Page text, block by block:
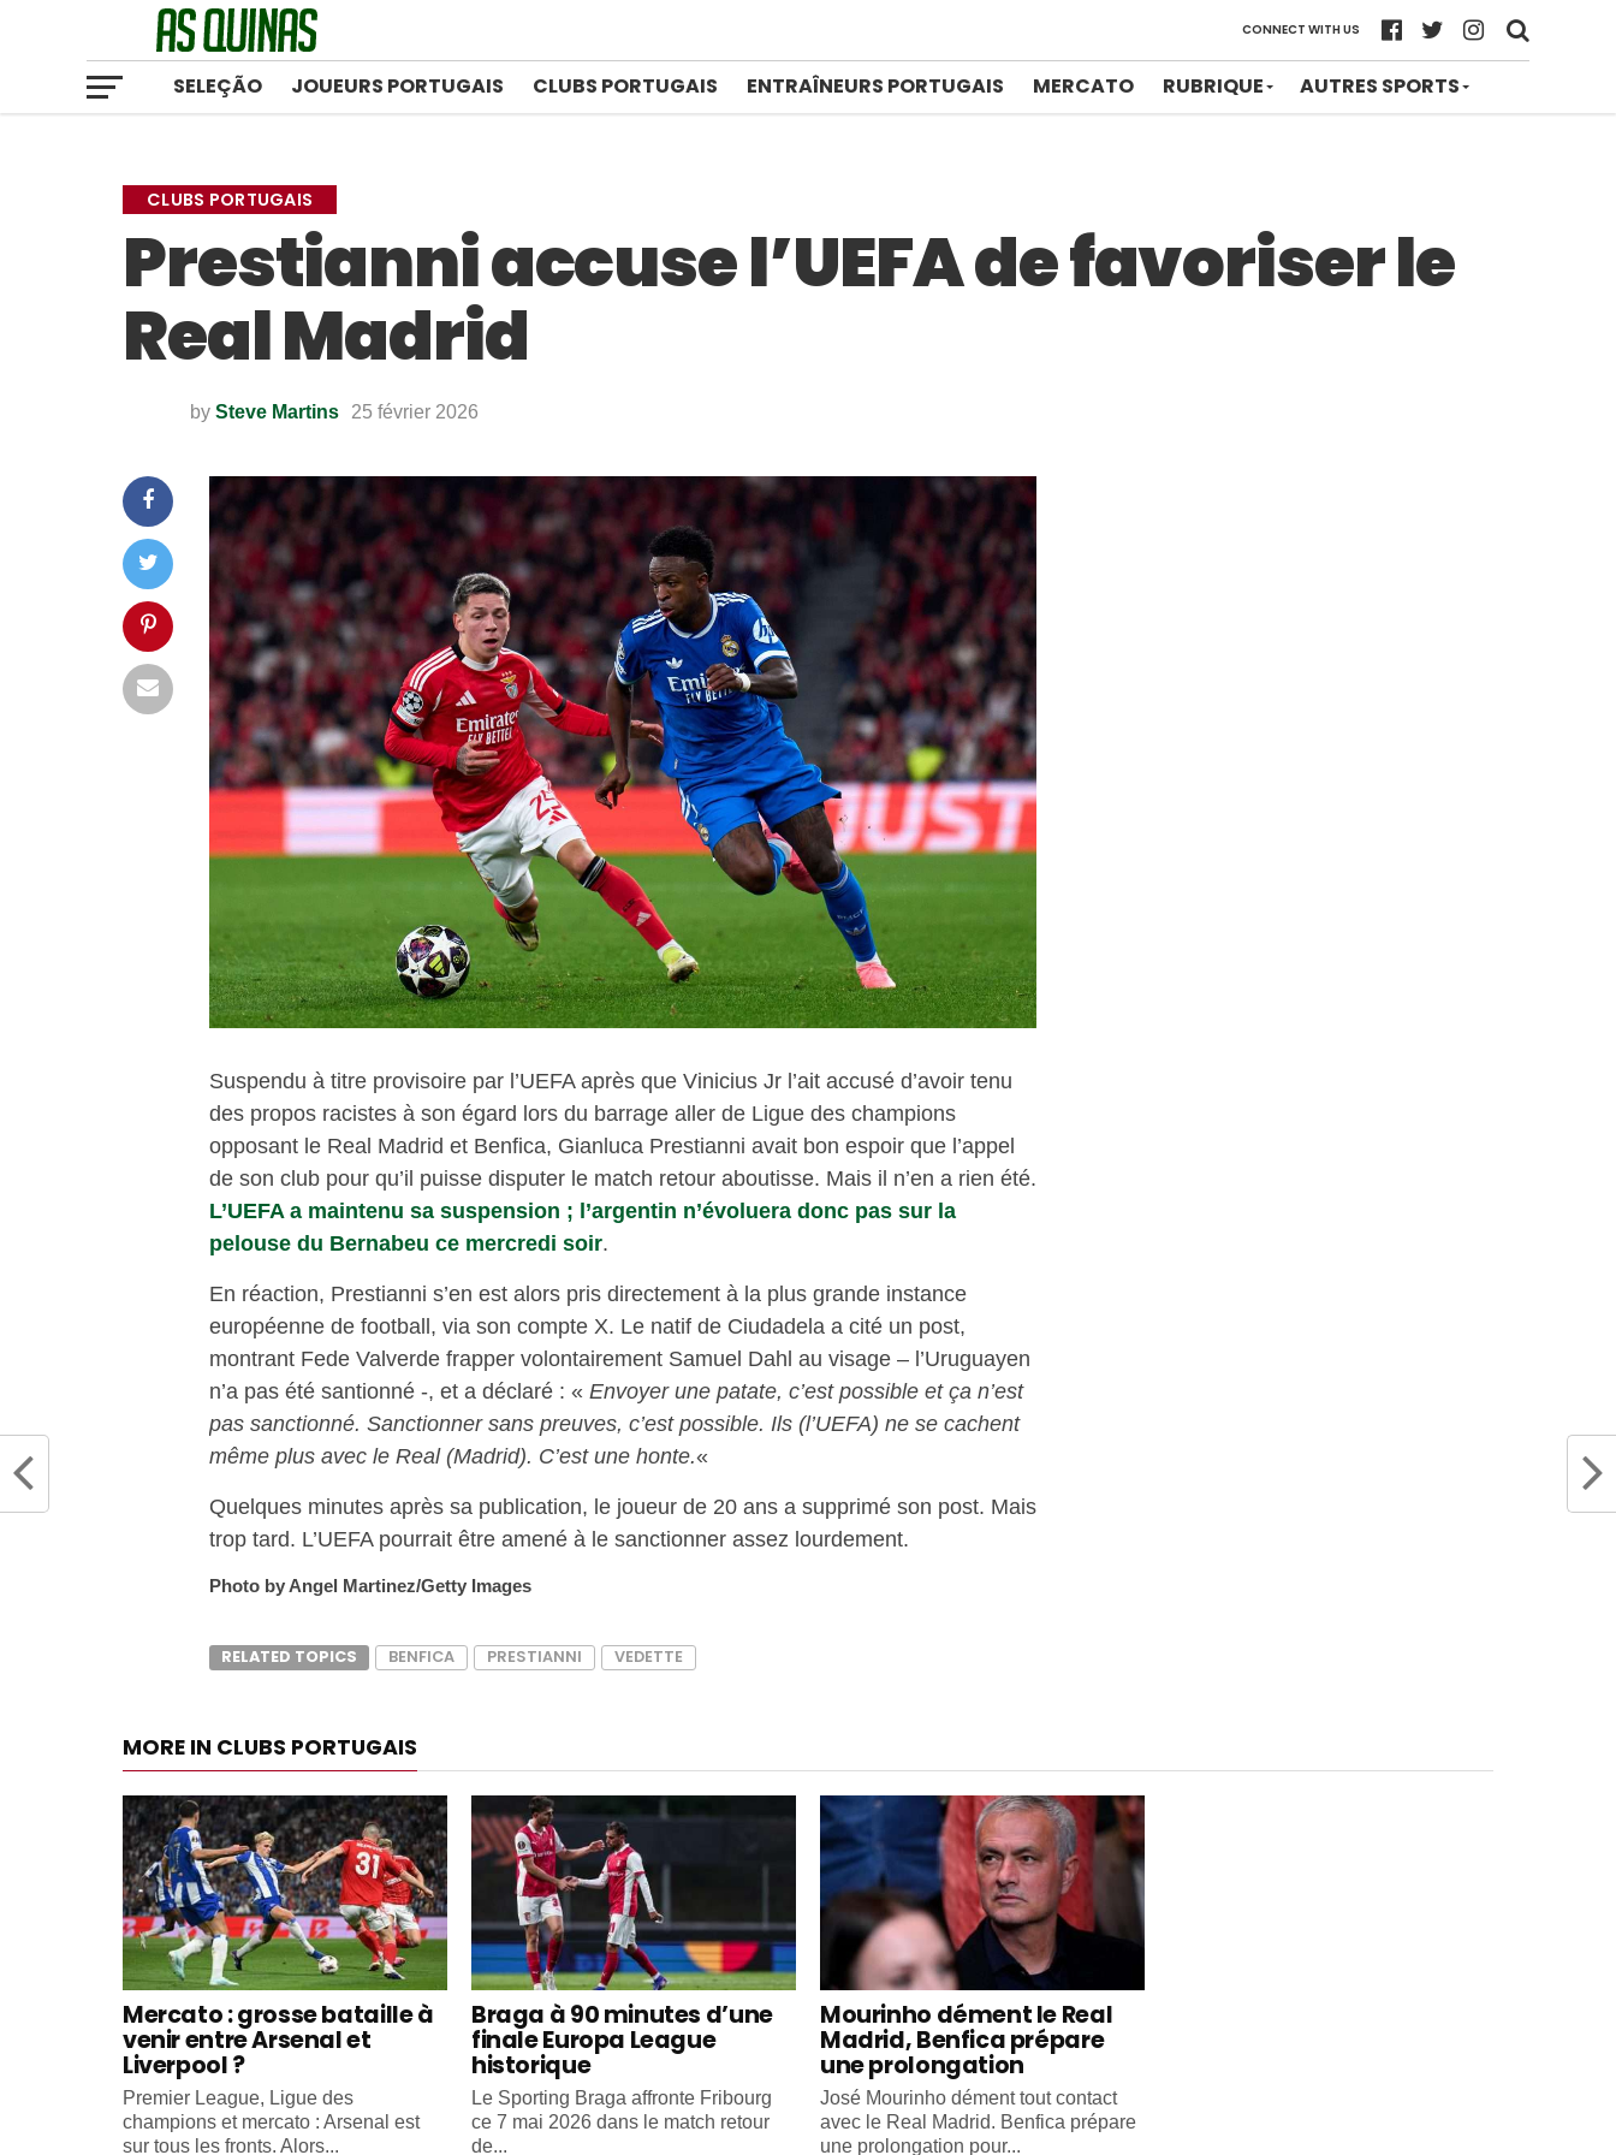
CONNECT WITH US
SELEÇÃO JOUEURS PORTUGAIS CLUBS PORTUGAIS ENTRAÎNEURS PORTUGAIS MERCATO RUBRIQUE AUTRES SPORTS
CLUBS PORTUGAIS
Prestianni accuse l’UEFA de favoriser le
Real Madrid
by Steve Martins 25 février 2026
Suspendu à titre provisoire par l’UEFA après que Vinicius Jr l’ait accusé d’avoir tenu
des propos racistes à son égard lors du barrage aller de Ligue des champions
opposant le Real Madrid et Benfica, Gianluca Prestianni avait bon espoir que l’appel
de son club pour qu’il puisse disputer le match retour aboutisse. Mais il n’en a rien été.
L’UEFA a maintenu sa suspension ; l’argentin n’évoluera donc pas sur la
pelouse du Bernabeu ce mercredi soir.
En réaction, Prestianni s’en est alors pris directement à la plus grande instance
européenne de football, via son compte X. Le natif de Ciudadela a cité un post,
montrant Fede Valverde frapper volontairement Samuel Dahl au visage – l’Uruguayen
n’a pas été santionné -, et a déclaré : « Envoyer une patate, c’est possible et ça n’est
pas sanctionné. Sanctionner sans preuves, c’est possible. Ils (l’UEFA) ne se cachent
même plus avec le Real (Madrid). C’est une honte.«
Quelques minutes après sa publication, le joueur de 20 ans a supprimé son post. Mais
trop tard. L’UEFA pourrait être amené à le sanctionner assez lourdement.
Photo by Angel Martinez/Getty Images
RELATED TOPICS BENFICA PRESTIANNI VEDETTE
MORE IN CLUBS PORTUGAIS
Mercato : grosse bataille à
venir entre Arsenal et
Liverpool ?
Premier League, Ligue des
champions et mercato : Arsenal est
sur tous les fronts. Alors...
Braga à 90 minutes d’une
finale Europa League
historique
Le Sporting Braga affronte Fribourg
ce 7 mai 2026 dans le match retour
de...
Mourinho dément le Real
Madrid, Benfica prépare
une prolongation
José Mourinho dément tout contact
avec le Real Madrid. Benfica prépare
une prolongation pour...